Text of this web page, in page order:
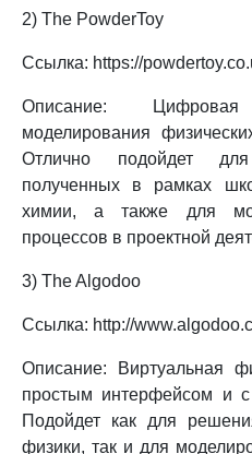
2) The PowderToy
Ссылка: https://
Описание:
моделирования
Отлично подойдет
полученных в рамках
химии, а также для
процессов в проектной
3) The Algodoo
Ссылка: http://
Описание: Виртуальная
простым интерфейсом и
Подойдет как для
физики, так и для